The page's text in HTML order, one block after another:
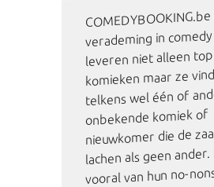
verademing in
leveren niet alleen top
komieken maar ze
telkens wel één of
onbekende komiek of
nieuwkomer die de
lachen als geen
vooral van hun no-